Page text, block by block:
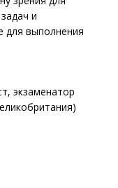
и
для выполнения
экзаменатор